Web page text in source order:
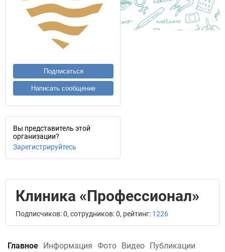
Подписаться
Написать сообщение
Вы представитель этой
организации?
Зарегистрируйтесь
Клиника «Профессионал»
Подписчиков: 0, сотрудников: 0, рейтинг: 1226
Главное Информация Фото Видео Публикации